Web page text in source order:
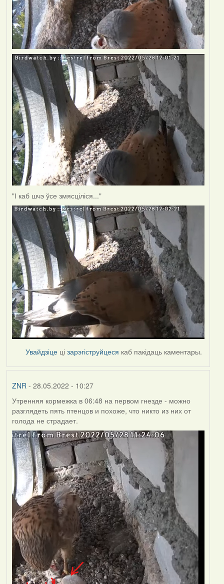
"І каб шчэ ўсе змясціліся..."
Увайдзіце цізарэгіструйцеся каб пакідаць каментары.
ZNR - 28.05.2022 - 10:27
Утренняя кормежка в 06:48 на первом гнезде - можно
разглядеть пять птенцов и похоже, что никто из них от
голода не страдает.